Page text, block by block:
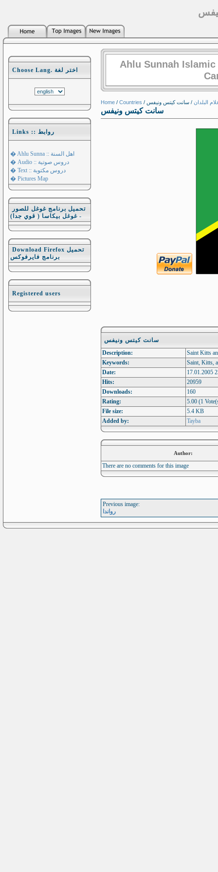
Choose Lang. اختر لغة
Links :: روابط
� Ahlu Sunna :: اهل السنة
� Audio :: دروس صوتية
� Text :: دروس مكتوبة
� Pictures Map
تحميل برنامج غوغل للصور
- غوغل بيكاسا ( قوي جدا)
Download Firefox تحميل
برنامج فايرفوكس
Registered users
Ahlu Sunnah
Home / Countries / البلدان / سانت كيتس ونيفس
سانت كيتس ونيفس
سانت كيتس ونيفس
Description:
Keywords:
Date:
17.01.2005
Hits:
20959
Downloads:
160
Rating:
5.00 (1
File size:
5.4 KB
Added by:
Tayba
Author:
There are no comments for this image
Previous image:
رواندا